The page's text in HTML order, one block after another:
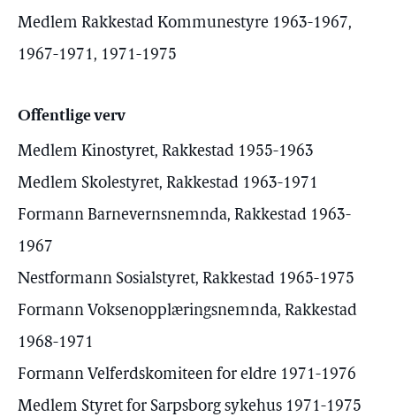
Medlem Rakkestad Kommunestyre 1963-1967,
1967-1971, 1971-1975
Offentlige verv
Medlem Kinostyret, Rakkestad 1955-1963
Medlem Skolestyret, Rakkestad 1963-1971
Formann Barnevernsnemnda, Rakkestad 1963-
1967
Nestformann Sosialstyret, Rakkestad 1965-1975
Formann Voksenopplæringsnemnda, Rakkestad
1968-1971
Formann Velferdskomiteen for eldre 1971-1976
Medlem Styret for Sarpsborg sykehus 1971-1975